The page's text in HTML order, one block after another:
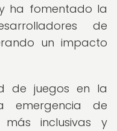
ha fomentado la
de
un impacto
de juegos en la
emergencia de
inclusivas y